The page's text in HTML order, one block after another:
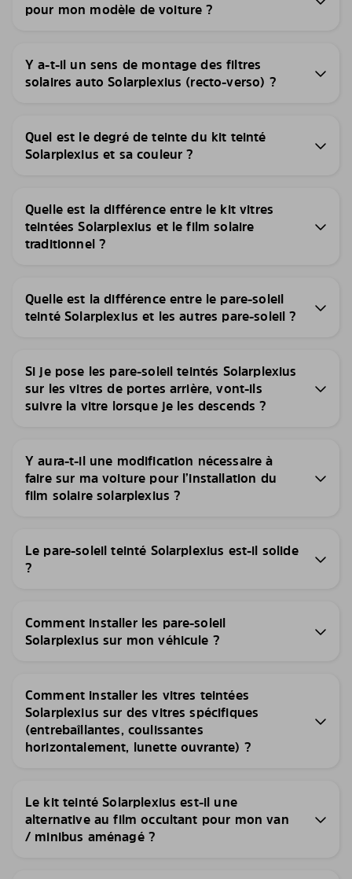
pour mon modèle de voiture ?
Y a-t-il un sens de montage des filtres
solaires auto Solarplexius (recto-verso) ?
Quel est le degré de teinte du kit teinté
Solarplexius et sa couleur ?
Quelle est la différence entre le kit vitres
teintées Solarplexius et le film solaire
traditionnel ?
Quelle est la différence entre le pare-soleil
teinté Solarplexius et les autres pare-soleil ?
Si je pose les pare-soleil teintés Solarplexius
sur les vitres de portes arrière, vont-ils
suivre la vitre lorsque je les descends ?
Y aura-t-il une modification nécessaire à
faire sur ma voiture pour l’installation du
film solaire solarplexius ?
Le pare-soleil teinté Solarplexius est-il solide
?
Comment installer les pare-soleil
Solarplexius sur mon véhicule ?
Comment installer les vitres teintées
Solarplexius sur des vitres spécifiques
(entrebaîllantes, coulissantes
horizontalement, lunette ouvrante) ?
Le kit teinté Solarplexius est-il une
alternative au film occultant pour mon van
/ minibus aménagé ?